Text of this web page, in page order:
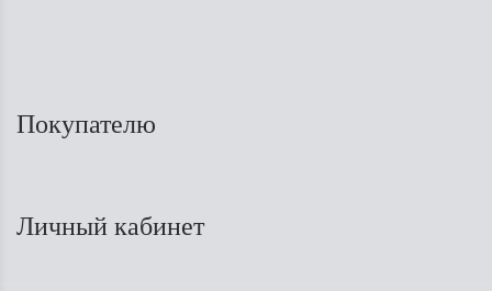
Покупателю
Личный кабинет